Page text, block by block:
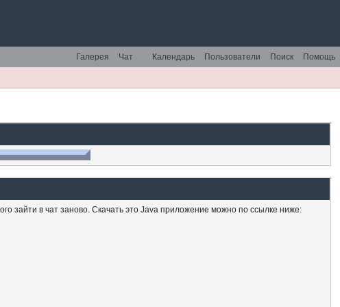
Помощь
Поиск
Пользователи
Календарь
Чат
Галерея
зайти в чат заново. Скачать это Java приложение можно по ссылке ниже: